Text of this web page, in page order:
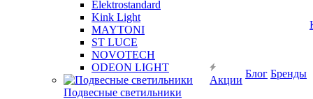
Elektrostandard
Kink Light
MAYTONI
ST LUCE
NOVOTECH
ODEON LIGHT
Подвесные светильники
Акции
Блог Бренды